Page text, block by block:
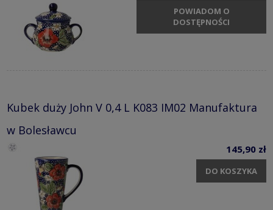
POWIADOM O
DOSTĘPNOŚCI
Kubek duży John V 0,4 L K083 IM02 Manufaktura
w Bolesławcu
145,90 zł
DO KOSZYKA